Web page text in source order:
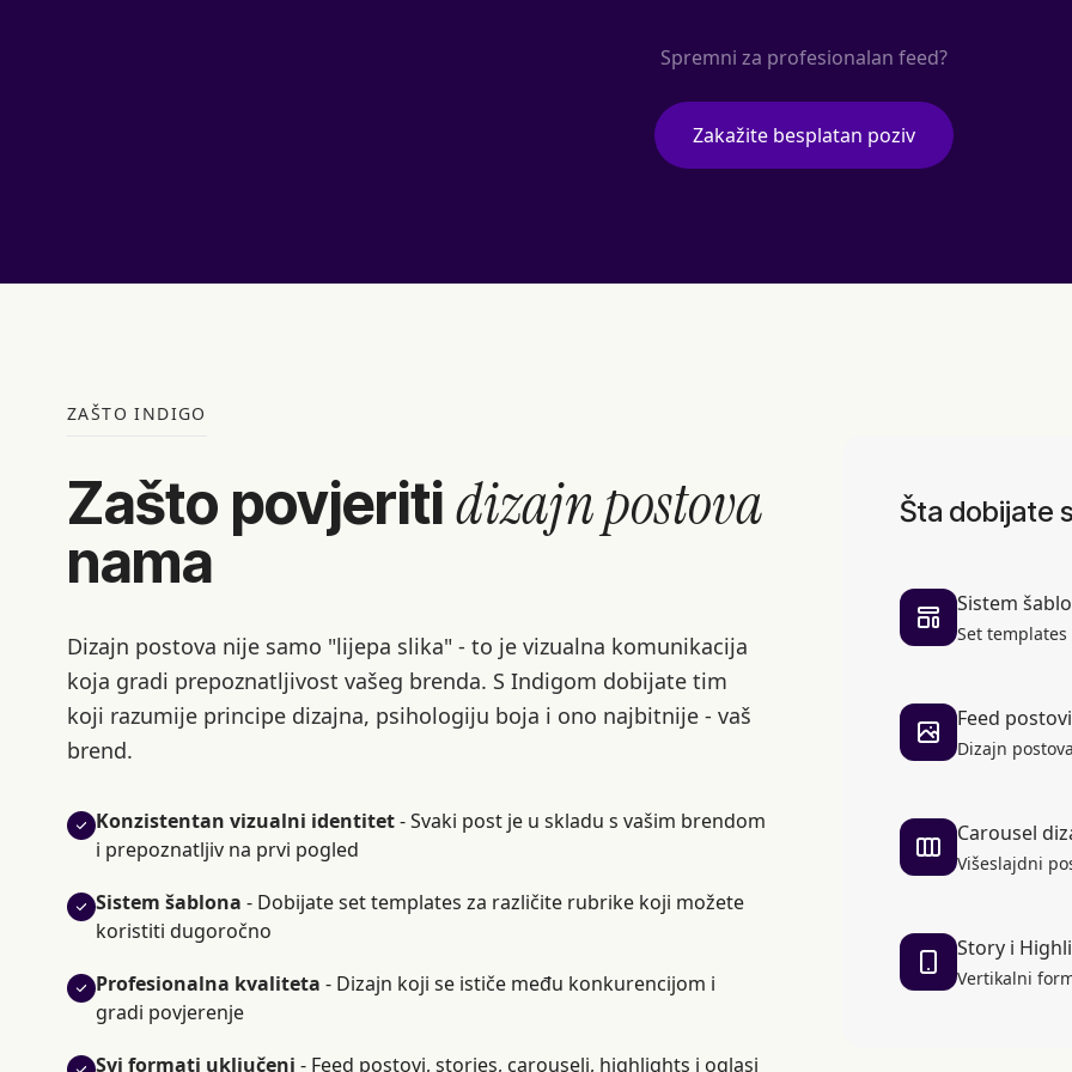
Spremni za profesionalan feed?
Zakažite besplatan poziv
ZAŠTO INDIGO
Zašto povjeritidizajn postova
nama
Dizajn postova nije samo "lijepa slika" - to je vizualna komunikacija
koja gradi prepoznatljivost vašeg brenda. S Indigom dobijate tim
koji razumije principe dizajna, psihologiju boja i ono najbitnije - vaš
brend.
Konzistentan vizualni identitet- Svaki post je u skladu s vašim brendom
i prepoznatljiv na prvi pogled
Sistem šablona - Dobijate set templates za različite rubrike koji možete
koristiti dugoročno
Profesionalna kvaliteta - Dizajn koji se ističe među konkurencijom i
gradi povjerenje
Svi formati uključeni - Feed postovi, stories, carouseli, highlights i oglasi
Šta dobijate
Sistem
Set
Feed postovi
Dizajn
Carousel
Višeslajdni
Story i
Vertikalni